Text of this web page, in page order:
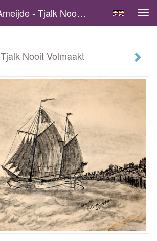
Catharina Van Ameijde - Tjalk Nooit Volmaakt
Tjalk Nooit Volmaakt